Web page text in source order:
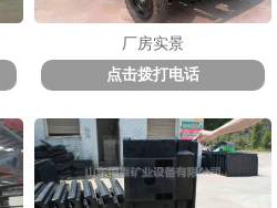
厂房实景
点击拨打电话